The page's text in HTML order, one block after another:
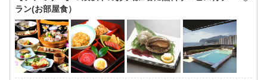
ラン(お部屋食）